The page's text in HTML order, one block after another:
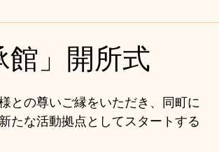
館」開所式
との尊いご縁をいただき、同町に
たな活動拠点としてスタートする